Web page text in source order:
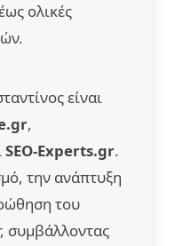
ολικές
είναι
,
SEO-Experts.gr.
την ανάπτυξη
του
συμβάλλοντας